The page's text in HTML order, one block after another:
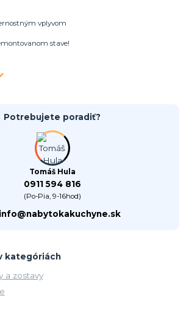
vplyvom
stave!
Potrebujete poradiť?
Tomáš Hula
0911 594 816
(Po-Pia, 9-16hod)
info@nabytokakuchyne.sk
kategóriách
a zostavy